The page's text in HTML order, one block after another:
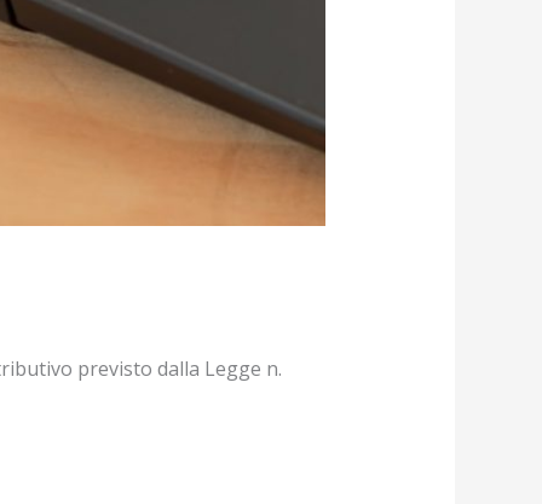
previsto dalla Legge n.